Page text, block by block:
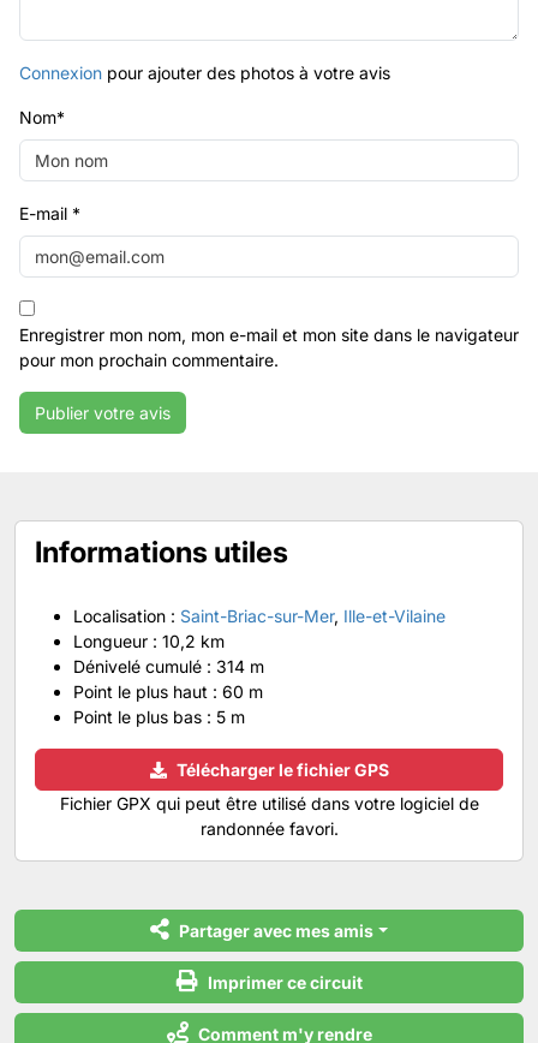
Connexion pour ajouter des photos à votre avis
Nom*
E-mail *
Enregistrer mon nom, mon e-mail et mon site dans le navigateur
pour mon prochain commentaire.
Informations utiles
Localisation : Saint-Briac-sur-Mer, Ille-et-Vilaine
Longueur : 10,2 km
Dénivelé cumulé : 314 m
Point le plus haut : 60 m
Point le plus bas : 5 m
Télécharger le fichier GPS
Fichier GPX qui peut être utilisé dans votre logiciel de
randonnée favori.
Partager avec mes amis
Imprimer ce circuit
Comment m'y rendre